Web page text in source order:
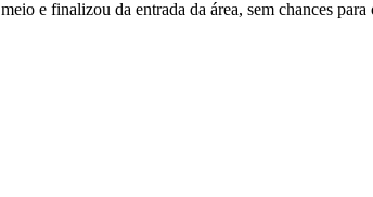
e finalizou da entrada da área, sem chances